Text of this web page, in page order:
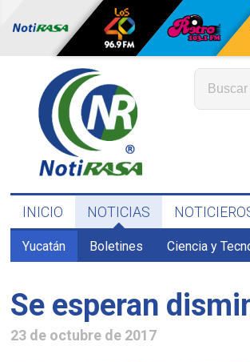
INICIO NOTICIAS
Yucatán Boletines Ciencia y
Se esperan
23 de octubre de 2017